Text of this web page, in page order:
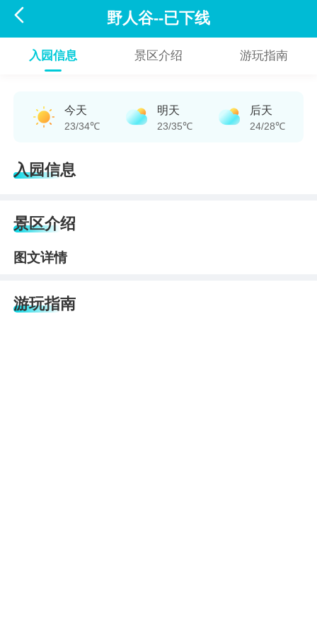
 野人谷--已下线
入园信息 景区介绍 游玩指南
今天
23/34℃
明天
23/35℃
后天
24/28℃
入园信息
景区介绍
图文详情
游玩指南